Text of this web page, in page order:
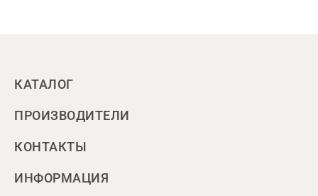
КАТАЛОГ
ПРОИЗВОДИТЕЛИ
КОНТАКТЫ
ИНФОРМАЦИЯ